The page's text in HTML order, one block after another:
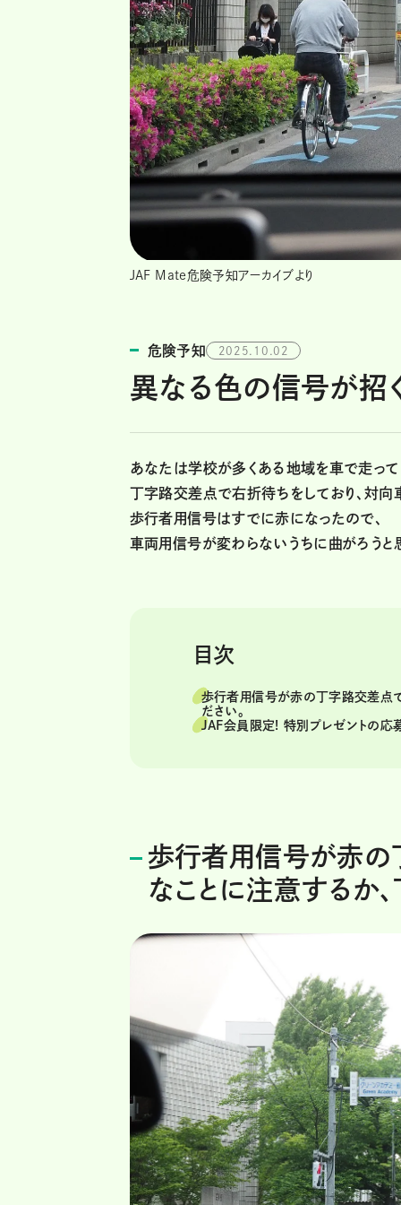
JAF Mate危険予知アーカイブより
危険予知 2025.10.02
異なる色の信号が招
あなたは学校が多くある地域を車で走って
丁字路交差点で右折待ちをしており、対向
歩行者用信号はすでに赤になったので、
車両用信号が変わらないうちに曲がろうと
目次
歩行者用信号が赤の丁字路交差点
ださい。
JAF会員限定! 特別プレゼントの応
歩行者用信号が赤の
なことに注意するか